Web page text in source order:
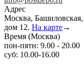
Адрес
Москва, Башиловская,
дом 12. На карте→
Время (Москва)
пон-пятн: 9.00 - 20.00
суб: 10.00-16.00